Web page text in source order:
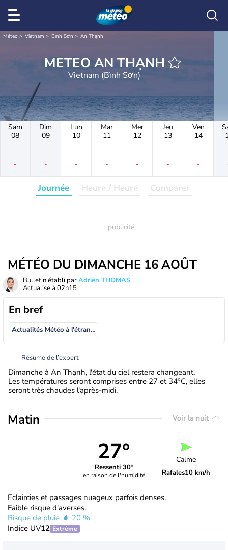
Météo Vietnam Bình Sơn An Thạnh
METEO AN THẠNH
Vietnam (Bình Sơn)
Sam
08
-
-
Dim
09
-
-
Lun
10
-
-
Mar
11
-
-
Mer
12
-
-
Jeu
13
-
-
Ven
14
-
-
Journée Heure / Heure Comparer
MÉTÉO DU DIMANCHE 16 AOÛT
Bulletin établi parAdrien THOMAS
Actualisé à 02h15
En bref
Actualités Météo à l'étranger
Résumé de l’expert
Dimanche à An Thạnh, l'état du ciel restera changeant.
Les températures seront comprises entre 27 et 34°C, elles
seront très chaudes l'après-midi.
Matin Voir la nuit
27°
Ressenti 30°
en raison de l'humidité
Calme
Rafales10 km/h
Eclaircies et passages nuageux parfois denses.
Faible risque d'averses.
Risque de pluie
20 %
Indice UV12 Extrême